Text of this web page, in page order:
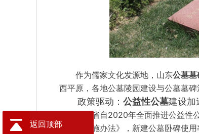
作为儒家文化发源地，山东公墓墓
西平原，各地公墓陵园建设与公墓墓
政策驱动： 公益性公墓建设加
山东省自2020年全面推进公益
态安葬实施办法》，新建公墓卧碑使
返回顶部